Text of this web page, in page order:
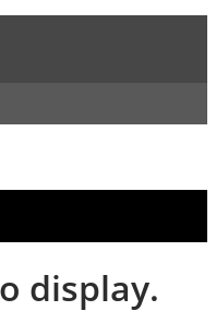
display.